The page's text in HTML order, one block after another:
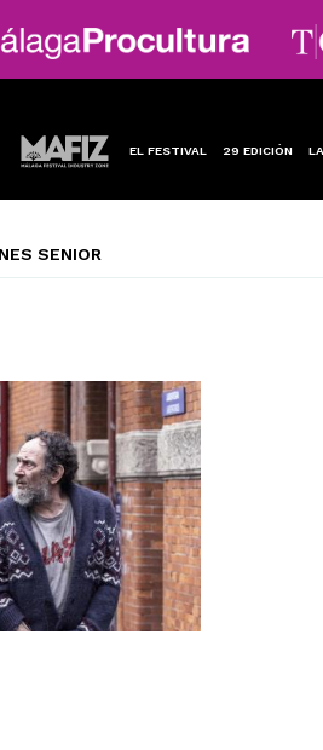
EL FESTIVAL 29 EDICIÓN
SENIOR